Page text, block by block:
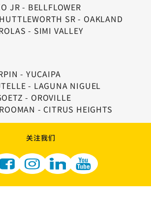
JR - BELLFLOWER
SR - OAKLAND
- SIMI VALLEY
- YUCAIPA
- LAGUNA NIGUEL
- OROVILLE
- CITRUS HEIGHTS
关注我们